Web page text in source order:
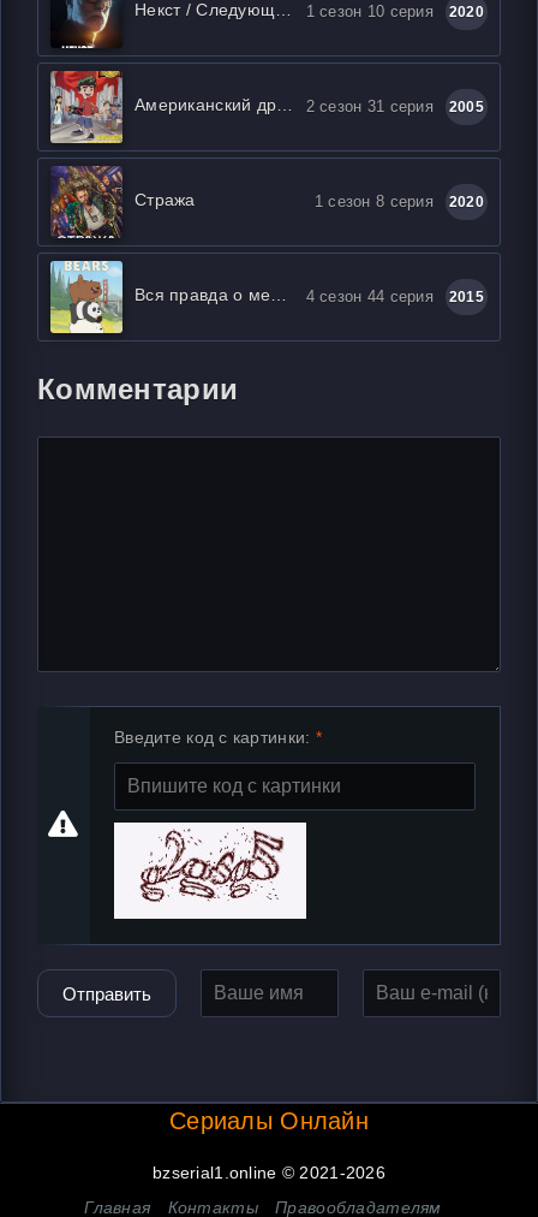
1 сезон 10 серия 2020
2 сезон 31 серия 2005
Стража 1 сезон 8 серия 2020
4 сезон 44 серия 2015
Комментарии
Введите код с картинки:
Отправить
Сериалы Онлайн
bzserial1.online © 2021-2026
Главная
Контакты Правообладателям